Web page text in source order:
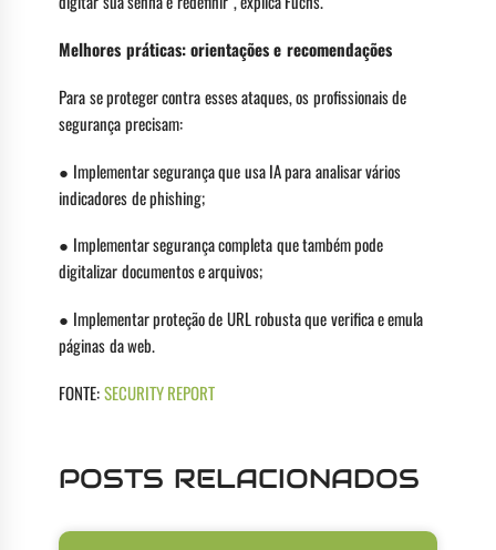
Melhores práticas: orientações e recomendações
Para se proteger contra esses ataques, os profissionais de
segurança precisam:
● Implementar segurança que usa IA para analisar vários
indicadores de phishing;
● Implementar segurança completa que também pode
digitalizar documentos e arquivos;
● Implementar proteção de URL robusta que verifica e emula
páginas da web.
FONTE:SECURITY REPORT
POSTS RELACIONADOS